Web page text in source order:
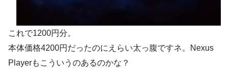
これで1200円分。
本体価格4200円だったのにえらい太っ腹ですネ。Nexus
Playerもこういうのあるのかな？